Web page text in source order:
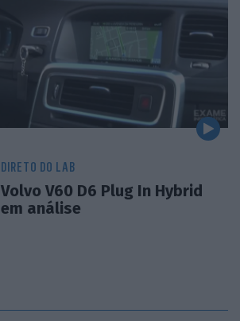
DIRETO DO LAB
Volvo V60 D6 Plug In Hybrid
em análise